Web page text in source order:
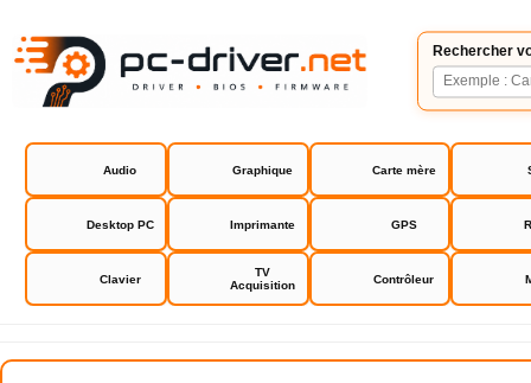
Rechercher
Audio Graphique Carte mère
Desktop PC Imprimante GPS
Clavier
TV
Acquisition
Contrôleur
Intel PROSet/Wireless WiFi